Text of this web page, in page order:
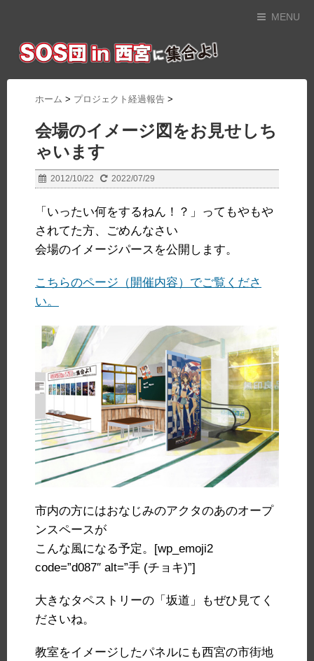
MENU
ホーム > プロジェクト経過報告 >
会場のイメージ図をお見せしち
ゃいます
2012/10/22 2022/07/29
「いったい何をするねん！？」ってもやもや
されてた方、ごめんなさい
会場のイメージパースを公開します。
こちらのページ（開催内容）でご覧くださ
い。
市内の方にはおなじみのアクタのあのオープ
ンスペースが
こんな風になる予定。[wp_emoji2
code=”d087″ alt=”手 (チョキ)”]
大きなタペストリーの「坂道」もぜひ見てく
ださいね。
教室をイメージしたパネルにも西宮の市街地